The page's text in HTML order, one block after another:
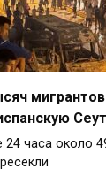
24 часа около